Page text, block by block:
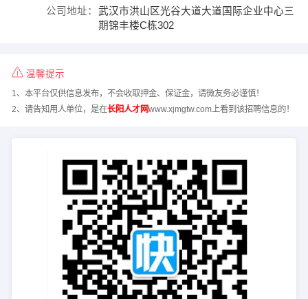
公司地址：
武汉市洪山区光谷大道大道国际企业中心三
期锦丰楼C栋302
温馨提示
1、本平台仅供信息发布，不会收取押金、保证金，请微友务必谨慎！
2、请告知用人单位，是在长阳人才网www.xjmgtw.com上看到该招聘信息的！